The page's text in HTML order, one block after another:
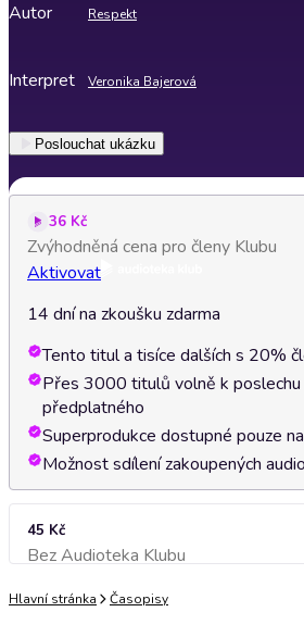
Autor Respekt
Interpret Veronika Bajerová
Poslouchat ukázku
36 Kč
Zvýhodněná cena pro členy Klubu
Aktivovat
14 dní na zkoušku zdarma
Tento titul a tisíce dalších s 20%
Přes 3000 titulů volně k poslechu
předplatného
Superprodukce dostupné pouze
Možnost sdílení zakoupených
45 Kč
Bez Audioteka KlubuPřidat do košíku
Hlavní stránka Časopisy